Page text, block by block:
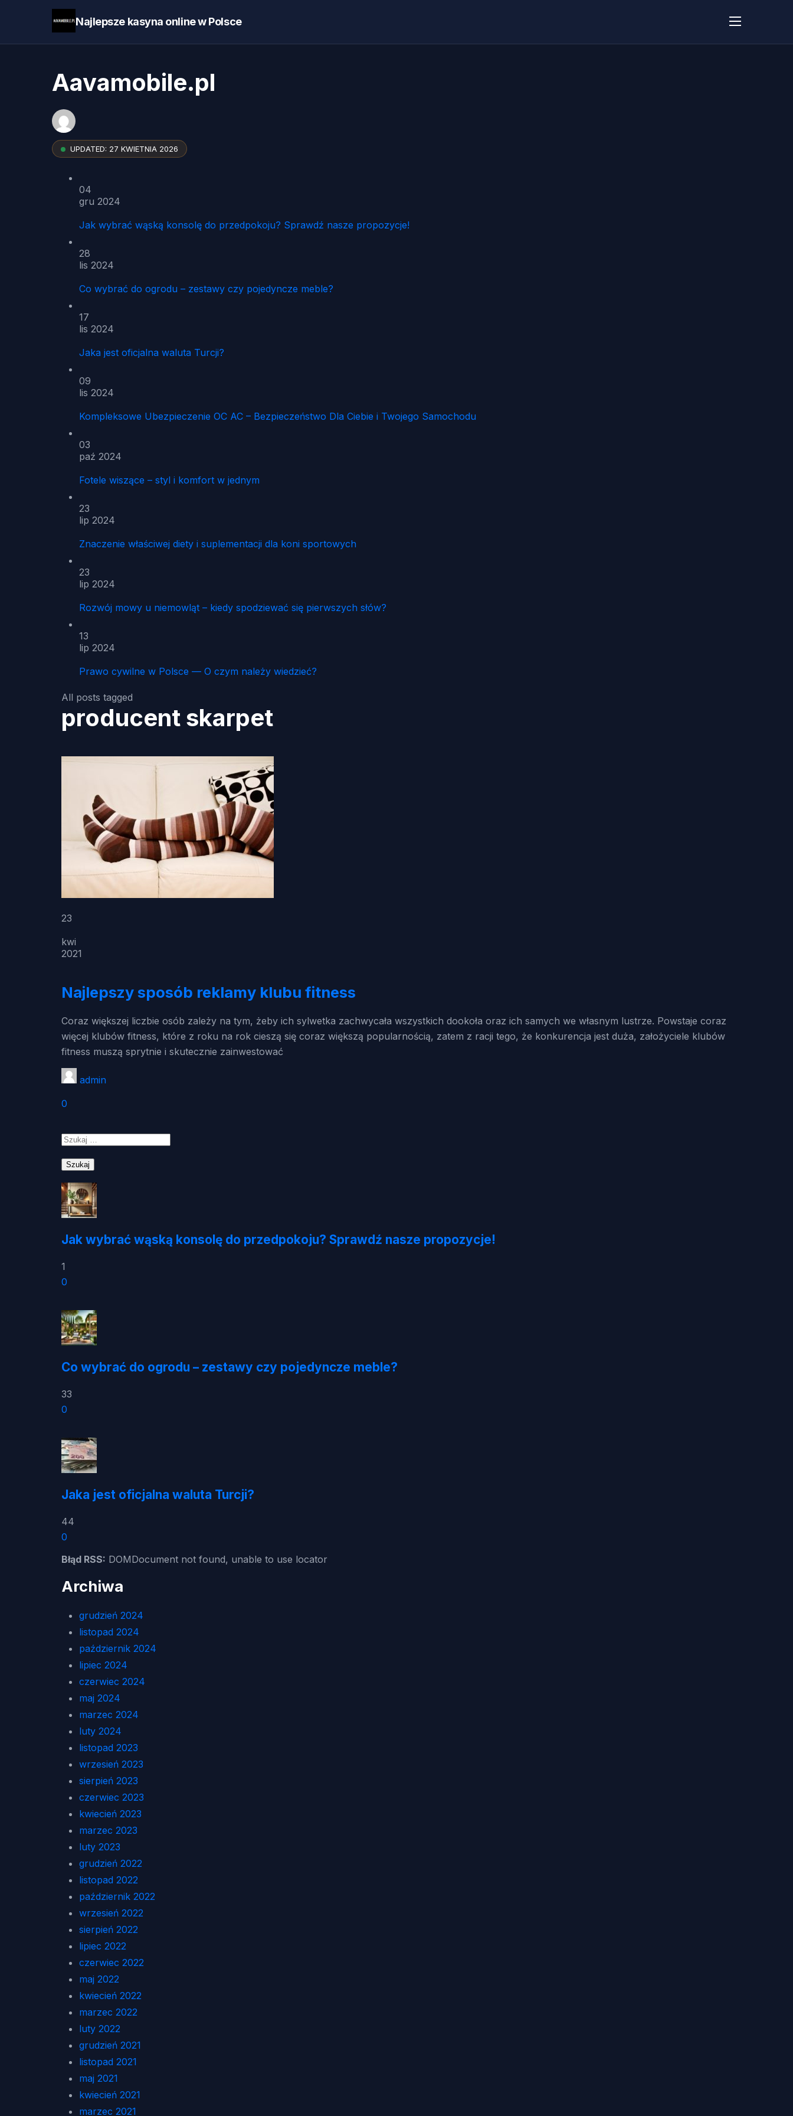
Najlepsze kasyna online w Polsce
Aavamobile.pl
UPDATED: 27 KWIETNIA 2026
04
gru 2024
Jak wybrać wąską konsolę do przedpokoju? Sprawdź nasze propozycje!
28
lis 2024
Co wybrać do ogrodu – zestawy czy pojedyncze meble?
17
lis 2024
Jaka jest oficjalna waluta Turcji?
09
lis 2024
Kompleksowe Ubezpieczenie OC AC – Bezpieczeństwo Dla Ciebie i Twojego Samochodu
03
paź 2024
Fotele wiszące – styl i komfort w jednym
23
lip 2024
Znaczenie właściwej diety i suplementacji dla koni sportowych
23
lip 2024
Rozwój mowy u niemowląt – kiedy spodziewać się pierwszych słów?
13
lip 2024
Prawo cywilne w Polsce — O czym należy wiedzieć?
All posts tagged
producent skarpet
23
kwi
2021
Najlepszy sposób reklamy klubu fitness
Coraz większej liczbie osób zależy na tym, żeby ich sylwetka zachwycała wszystkich dookoła oraz ich samych we własnym lustrze. Powstaje coraz
więcej klubów fitness, które z roku na rok cieszą się coraz większą popularnością, zatem z racji tego, że konkurencja jest duża, założyciele klubów
fitness muszą sprytnie i skutecznie zainwestować
admin
0
Jak wybrać wąską konsolę do przedpokoju? Sprawdź nasze propozycje!
1
0
Co wybrać do ogrodu – zestawy czy pojedyncze meble?
33
0
Jaka jest oficjalna waluta Turcji?
44
0
Błąd RSS: DOMDocument not found, unable to use locator
Archiwa
grudzień 2024
listopad 2024
październik 2024
lipiec 2024
czerwiec 2024
maj 2024
marzec 2024
luty 2024
listopad 2023
wrzesień 2023
sierpień 2023
czerwiec 2023
kwiecień 2023
marzec 2023
luty 2023
grudzień 2022
listopad 2022
październik 2022
wrzesień 2022
sierpień 2022
lipiec 2022
czerwiec 2022
maj 2022
kwiecień 2022
marzec 2022
luty 2022
grudzień 2021
listopad 2021
maj 2021
kwiecień 2021
marzec 2021